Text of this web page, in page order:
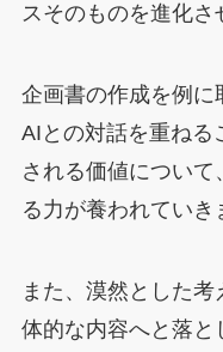
スそのものを進化さ
企画書の作成を例に
AIとの対話を重ねる
される価値につい
る力が養われていき
また、漠然とした
体的な内容へと落と